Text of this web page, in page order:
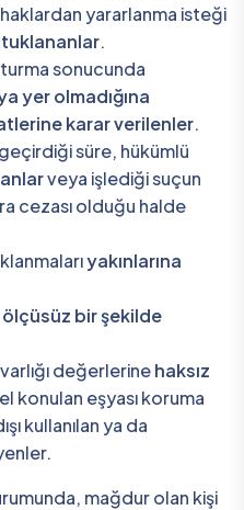
yararlanma isteği
.
sonucunda
yer olmadığına
karar verilenler.
süre, hükümlü
veya işlediği suçun
cezası olduğu halde
yakınlarına
ölçüsüz bir şekilde
değerlerinehaksız
konulan eşyası koruma
kullanılan ya da
mağdur olan kişi